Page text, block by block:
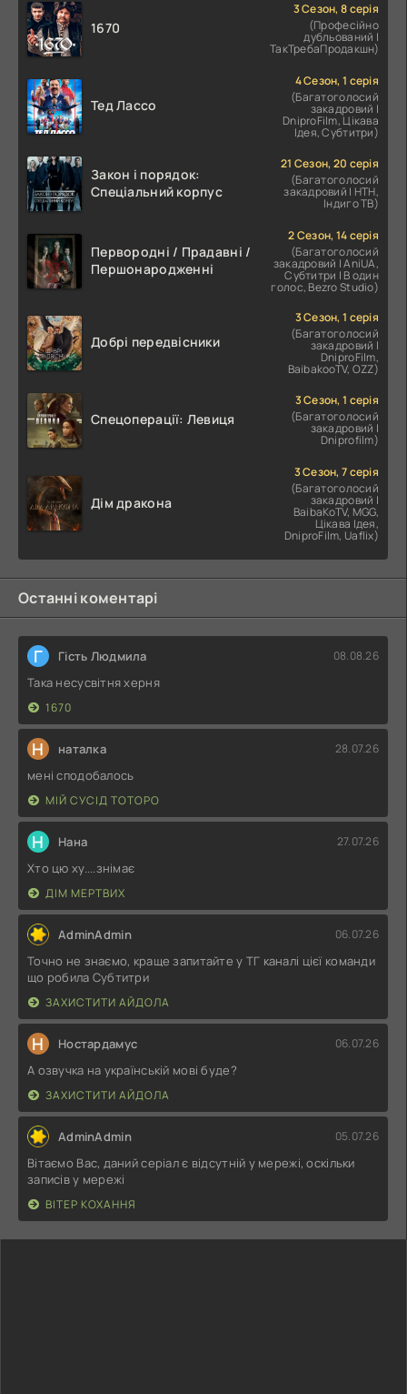
1670
3 Сезон, 8 серія
(Професійно
дубльований |
ТакТребаПродакшн)
Тед Лассо
4 Сезон, 1 серія
(Багатоголосий
закадровий |
DniproFilm, Цікава
Ідея, Субтитри)
Закон і порядок:
Спеціальний корпус
21 Сезон, 20 серія
(Багатоголосий
закадровий | НТН,
Індиго ТВ)
Первородні / Прадавні /
Першонародженні
2 Сезон, 14 серія
(Багатоголосий
закадровий | AniUA,
Субтитри | В один
голос, Bezro Studio)
Добрі передвісники
3 Сезон, 1 серія
(Багатоголосий
закадровий |
DniproFilm,
BaibakooTV, OZZ)
Спецоперації: Левиця
3 Сезон, 1 серія
(Багатоголосий
закадровий |
Dniprofilm)
Дім дракона
3 Сезон, 7 серія
(Багатоголосий
закадровий |
BaibaKoTV, MGG,
Цікава Ідея,
DniproFilm, Uaflix)
Останні коментарі
Г Гість Людмила 08.08.26
Така несусвітня херня
1670
Н наталка 28.07.26
мені сподобалось
МІЙ СУСІД ТОТОРО
Н Нана 27.07.26
Хто цю ху....знімає
ДІМ МЕРТВИХ
AdminAdmin 06.07.26
Точно не знаємо, краще запитайте у ТГ каналі цієї команди
що робила Субтитри
ЗАХИСТИТИ АЙДОЛА
Н Ностардамус 06.07.26
А озвучка на українській мові буде?
ЗАХИСТИТИ АЙДОЛА
AdminAdmin 05.07.26
Вітаємо Вас, даний серіал є відсутній у мережі, оскільки
записів у мережі
ВІТЕР КОХАННЯ